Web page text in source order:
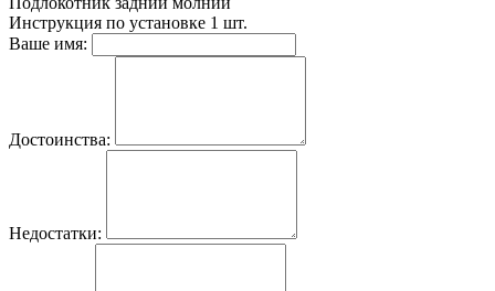
Инструкция по установке 1 шт.
Ваше имя:
Достоинства:
Недостатки: